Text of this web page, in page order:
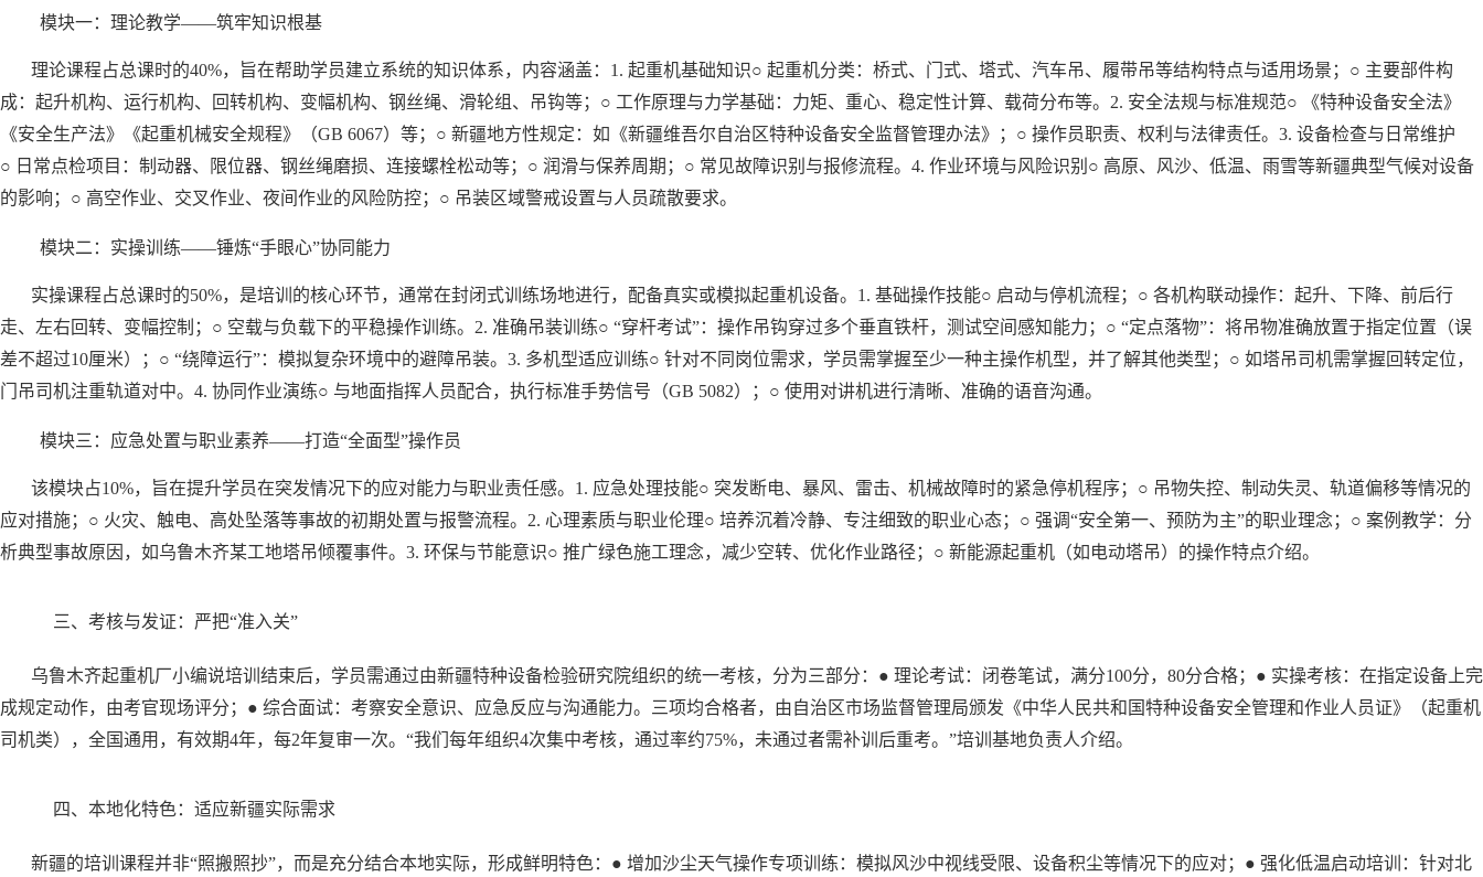
模块一：理论教学——筑牢知识根基
理论课程占总课时的40%，旨在帮助学员建立系统的知识体系，内容涵盖：1. 起重机基础知识○ 起重机分类：桥式、门式、塔式、汽车吊、履带吊等结构特点与适用场景；○ 主要部件构
成：起升机构、运行机构、回转机构、变幅机构、钢丝绳、滑轮组、吊钩等；○ 工作原理与力学基础：力矩、重心、稳定性计算、载荷分布等。2. 安全法规与标准规范○ 《特种设备安全法》
《安全生产法》《起重机械安全规程》（GB 6067）等；○ 新疆地方性规定：如《新疆维吾尔自治区特种设备安全监督管理办法》；○ 操作员职责、权利与法律责任。3. 设备检查与日常维护
○ 日常点检项目：制动器、限位器、钢丝绳磨损、连接螺栓松动等；○ 润滑与保养周期；○ 常见故障识别与报修流程。4. 作业环境与风险识别○ 高原、风沙、低温、雨雪等新疆典型气候对设备
的影响；○ 高空作业、交叉作业、夜间作业的风险防控；○ 吊装区域警戒设置与人员疏散要求。
模块二：实操训练——锤炼“手眼心”协同能力
实操课程占总课时的50%，是培训的核心环节，通常在封闭式训练场地进行，配备真实或模拟起重机设备。1. 基础操作技能○ 启动与停机流程；○ 各机构联动操作：起升、下降、前后行
走、左右回转、变幅控制；○ 空载与负载下的平稳操作训练。2. 准确吊装训练○ “穿杆考试”：操作吊钩穿过多个垂直铁杆，测试空间感知能力；○ “定点落物”：将吊物准确放置于指定位置（误
差不超过10厘米）；○ “绕障运行”：模拟复杂环境中的避障吊装。3. 多机型适应训练○ 针对不同岗位需求，学员需掌握至少一种主操作机型，并了解其他类型；○ 如塔吊司机需掌握回转定位，
门吊司机注重轨道对中。4. 协同作业演练○ 与地面指挥人员配合，执行标准手势信号（GB 5082）；○ 使用对讲机进行清晰、准确的语音沟通。
模块三：应急处置与职业素养——打造“全面型”操作员
该模块占10%，旨在提升学员在突发情况下的应对能力与职业责任感。1. 应急处理技能○ 突发断电、暴风、雷击、机械故障时的紧急停机程序；○ 吊物失控、制动失灵、轨道偏移等情况的
应对措施；○ 火灾、触电、高处坠落等事故的初期处置与报警流程。2. 心理素质与职业伦理○ 培养沉着冷静、专注细致的职业心态；○ 强调“安全第一、预防为主”的职业理念；○ 案例教学：分
析典型事故原因，如乌鲁木齐某工地塔吊倾覆事件。3. 环保与节能意识○ 推广绿色施工理念，减少空转、优化作业路径；○ 新能源起重机（如电动塔吊）的操作特点介绍。
三、考核与发证：严把“准入关”
乌鲁木齐起重机厂小编说培训结束后，学员需通过由新疆特种设备检验研究院组织的统一考核，分为三部分：● 理论考试：闭卷笔试，满分100分，80分合格；● 实操考核：在指定设备上完
成规定动作，由考官现场评分；● 综合面试：考察安全意识、应急反应与沟通能力。三项均合格者，由自治区市场监督管理局颁发《中华人民共和国特种设备安全管理和作业人员证》（起重机
司机类），全国通用，有效期4年，每2年复审一次。“我们每年组织4次集中考核，通过率约75%，未通过者需补训后重考。”培训基地负责人介绍。
四、本地化特色：适应新疆实际需求
新疆的培训课程并非“照搬照抄”，而是充分结合本地实际，形成鲜明特色：● 增加沙尘天气操作专项训练：模拟风沙中视线受限、设备积尘等情况下的应对；● 强化低温启动培训：针对北